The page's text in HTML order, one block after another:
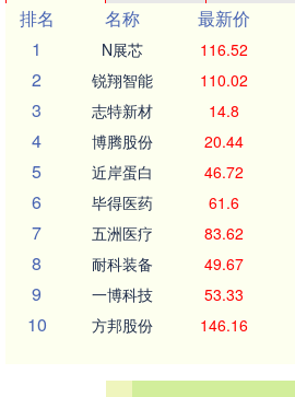
排名
名称 最新价
1
N展芯 116.52
2 锐翔智能 110.02
3 志特新材 14.8
4 博腾股份 20.44
5 近岸蛋白 46.72
6 毕得医药 61.6
7 五洲医疗 83.62
8 耐科装备 49.67
9 一博科技 53.33
10 方邦股份 146.16